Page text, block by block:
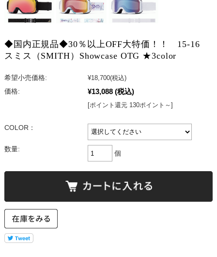
◆国内正規品◆30％以上OFF大特価！！ 15-16
スミス（SMITH）Showcase OTG ★3color
希望小売価格: ¥18,700(税込)
価格:
¥13,088 (税込)
[ポイント還元 130ポイント～]
COLOR：
数量:
個